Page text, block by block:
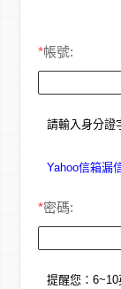
*帳號:
請輸入身分證
Yahoo信箱漏
*密碼:
提醒您：